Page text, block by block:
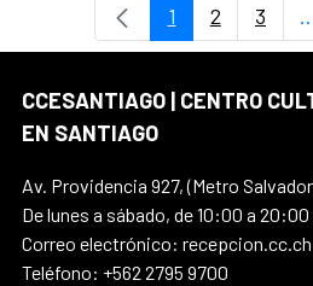
Page
1 Page
2 Page
3
CCESANTIAGO | CENTRO
EN SANTIAGO
Av. Providencia 927, (Metro
De lunes a sábado, de 10:00 a 20:00
Correo electrónico:
Teléfono: +562 2795 9700